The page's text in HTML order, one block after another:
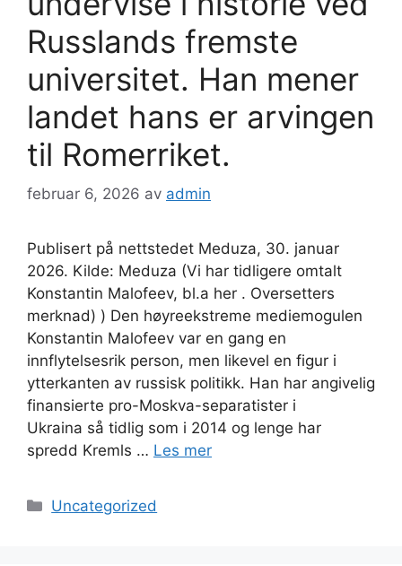
Russlands fremste
universitet. Han mener
landet hans er arvingen
til Romerriket.
februar 6, 2026 av admin
Publisert på nettstedet Meduza, 30. januar
2026. Kilde: Meduza (Vi har tidligere omtalt
Konstantin Malofeev, bl.a her . Oversetters
merknad) ) Den høyreekstreme mediemogulen
Konstantin Malofeev var en gang en
innflytelsesrik person, men likevel en figur i
ytterkanten av russisk politikk. Han har angivelig
finansierte pro-Moskva-separatister i
Ukraina så tidlig som i 2014 og lenge har
spredd Kremls … Les mer
Kategorier
Uncategorized